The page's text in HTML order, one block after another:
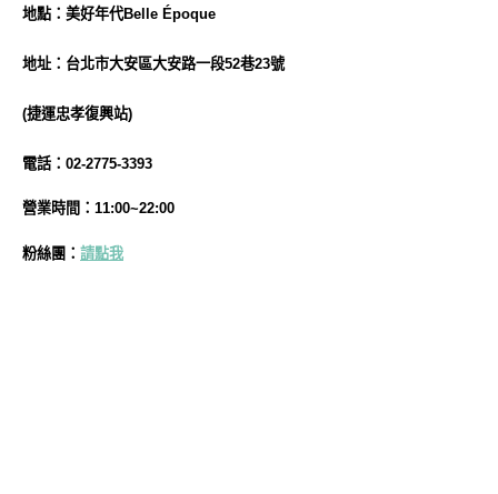
地點：美好年代Belle Époque
地址：台北市大安區大安路一段52巷23號
(捷運忠孝復興站)
電話：02-2775-3393
營業時間：11:00~22:00
粉絲團： 請點我